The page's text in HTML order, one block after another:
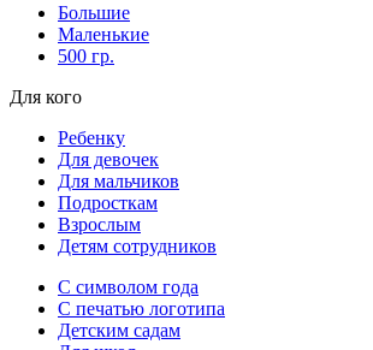
Большие
Маленькие
500 гр.
Для кого
Ребенку
Для девочек
Для мальчиков
Подросткам
Взрослым
Детям сотрудников
С символом года
С печатью логотипа
Детским садам